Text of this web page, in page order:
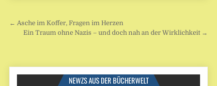
Beitragsnavigation
← Asche im Koffer, Fragen im Herzen
Ein Traum ohne Nazis – und doch nah an der Wirklichkeit →
NEWZS AUS DER BÜCHERWELT